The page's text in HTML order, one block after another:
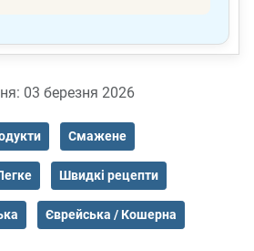
03 березня 2026
Смажене
Швидкі рецепти
Єврейська / Кошерна